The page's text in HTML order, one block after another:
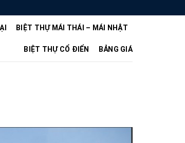
BIỆT THỰ MÁI THÁI – MÁI NHẬT
BIỆT THỰ CỔ ĐIỂN BẢNG GIÁ